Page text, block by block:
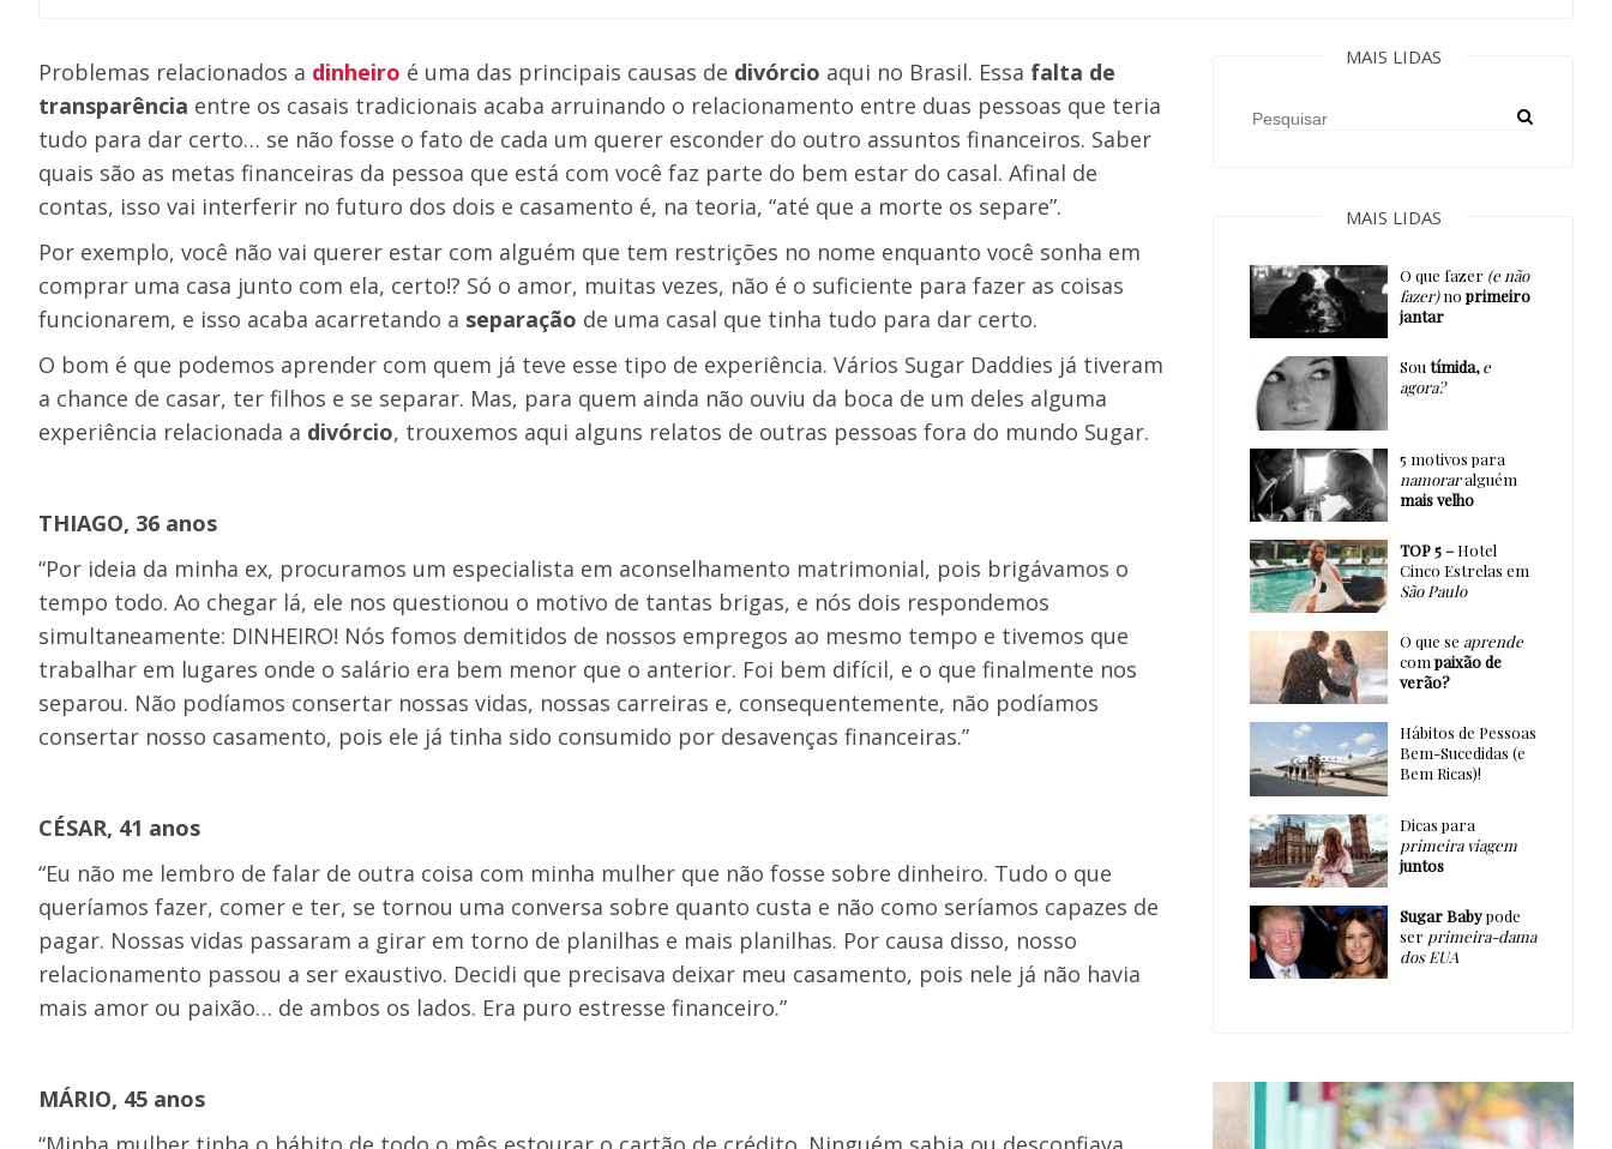
Problemas relacionados a dinheiro é uma das principais causas de divórcio aqui no Brasil. Essa falta de
transparência entre os casais tradicionais acaba arruinando o relacionamento entre duas pessoas que teria
tudo para dar certo… se não fosse o fato de cada um querer esconder do outro assuntos financeiros. Saber
quais são as metas financeiras da pessoa que está com você faz parte do bem estar do casal. Afinal de
contas, isso vai interferir no futuro dos dois e casamento é, na teoria, “até que a morte os separe”.
Por exemplo, você não vai querer estar com alguém que tem restrições no nome enquanto você sonha em
comprar uma casa junto com ela, certo!? Só o amor, muitas vezes, não é o suficiente para fazer as coisas
funcionarem, e isso acaba acarretando a separação de uma casal que tinha tudo para dar certo.
O bom é que podemos aprender com quem já teve esse tipo de experiência. Vários Sugar Daddies já tiveram
a chance de casar, ter filhos e se separar. Mas, para quem ainda não ouviu da boca de um deles alguma
experiência relacionada a divórcio, trouxemos aqui alguns relatos de outras pessoas fora do mundo Sugar.
THIAGO, 36 anos
“Por ideia da minha ex, procuramos um especialista em aconselhamento matrimonial, pois brigávamos o
tempo todo. Ao chegar lá, ele nos questionou o motivo de tantas brigas, e nós dois respondemos
simultaneamente: DINHEIRO! Nós fomos demitidos de nossos empregos ao mesmo tempo e tivemos que
trabalhar em lugares onde o salário era bem menor que o anterior. Foi bem difícil, e o que finalmente nos
separou. Não podíamos consertar nossas vidas, nossas carreiras e, consequentemente, não podíamos
consertar nosso casamento, pois ele já tinha sido consumido por desavenças financeiras.”
CÉSAR, 41 anos
“Eu não me lembro de falar de outra coisa com minha mulher que não fosse sobre dinheiro. Tudo o que
queríamos fazer, comer e ter, se tornou uma conversa sobre quanto custa e não como seríamos capazes de
pagar. Nossas vidas passaram a girar em torno de planilhas e mais planilhas. Por causa disso, nosso
relacionamento passou a ser exaustivo. Decidi que precisava deixar meu casamento, pois nele já não havia
mais amor ou paixão… de ambos os lados. Era puro estresse financeiro.”
MÁRIO, 45 anos
MAIS LIDAS
MAIS LIDAS
O que fazer (e não
fazer)noprimeiro
jantar
Sou tímida, e
agora?
5 motivos para
namoraralguém
mais velho
TOP 5 –Hotel
Cinco Estrelas em
São Paulo
O que se aprende
compaixão de
verão?
Hábitos de Pessoas
Bem-Sucedidas (e
Bem Ricas)!
Dicas para
primeira viagem
juntos
Sugar Babypode
ser primeira-dama
dos EUA